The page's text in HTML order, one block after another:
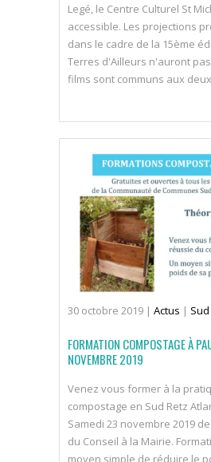
Legé, le Centre Culturel St
accessible. Les projections
dans le cadre de la 15ème
Terres d'Ailleurs n'auront
films sont communs aux
30 octobre 2019 | Actus |
FORMATION COMPOSTAGE À
NOVEMBRE 2019
Venez vous former à la
compostage en Sud Retz
Samedi 23 novembre 2019
du Conseil à la Mairie.
moyen simple de réduire le